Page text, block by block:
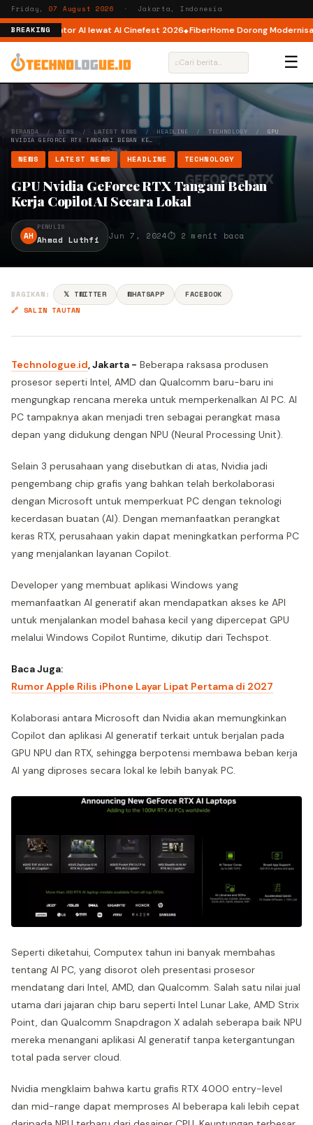
Friday, 07 August 2026 · Jakarta, Indonesia
BREAKINGKreator AI lewat AI Cinefest 2026 FiberHome Dorong Modernisasi
⌕ ☰
BERANDA / NEWS / LATEST NEWS / HEADLINE /TECHNOLOGY / GPU
NVIDIA GEFORCE RTX TANGANI BEBAN KE…
NEWS LATEST NEWS HEADLINE TECHNOLOGY
GPU Nvidia GeForce RTX Tangani Beban
Kerja Copilot AI Secara Lokal
AH
PENULIS
Ahmad Luthfi Jun 7, 2024⏱ 2 menit baca
BAGIKAN: 𝕏 TWITTER WHATSAPP
FACEBOOK
🔗 SALIN TAUTAN
Technologue.id, Jakarta - Beberapa raksasa produsen
prosesor seperti Intel, AMD dan Qualcomm baru-baru ini
mengungkap rencana mereka untuk memperkenalkan AI PC. AI
PC tampaknya akan menjadi tren sebagai perangkat masa
depan yang didukung dengan NPU (Neural Processing Unit).
Selain 3 perusahaan yang disebutkan di atas, Nvidia jadi
pengembang chip grafis yang bahkan telah berkolaborasi
dengan Microsoft untuk memperkuat PC dengan teknologi
kecerdasan buatan (AI). Dengan memanfaatkan perangkat
keras RTX, perusahaan yakin dapat meningkatkan performa PC
yang menjalankan layanan Copilot.
Developer yang membuat aplikasi Windows yang
memanfaatkan AI generatif akan mendapatkan akses ke API
untuk menjalankan model bahasa kecil yang dipercepat GPU
melalui Windows Copilot Runtime, dikutip dari Techspot.
Baca Juga:
Rumor Apple Rilis iPhone Layar Lipat Pertama di 2027
Kolaborasi antara Microsoft dan Nvidia akan memungkinkan
Copilot dan aplikasi AI generatif terkait untuk berjalan pada
GPU NPU dan RTX, sehingga berpotensi membawa beban kerja
AI yang diproses secara lokal ke lebih banyak PC.
Seperti diketahui, Computex tahun ini banyak membahas
tentang AI PC, yang disorot oleh presentasi prosesor
mendatang dari Intel, AMD, dan Qualcomm. Salah satu nilai jual
utama dari jajaran chip baru seperti Intel Lunar Lake, AMD Strix
Point, dan Qualcomm Snapdragon X adalah seberapa baik NPU
mereka menangani aplikasi AI generatif tanpa ketergantungan
total pada server cloud.
Nvidia mengklaim bahwa kartu grafis RTX 4000 entry-level
dan mid-range dapat memproses AI beberapa kali lebih cepat